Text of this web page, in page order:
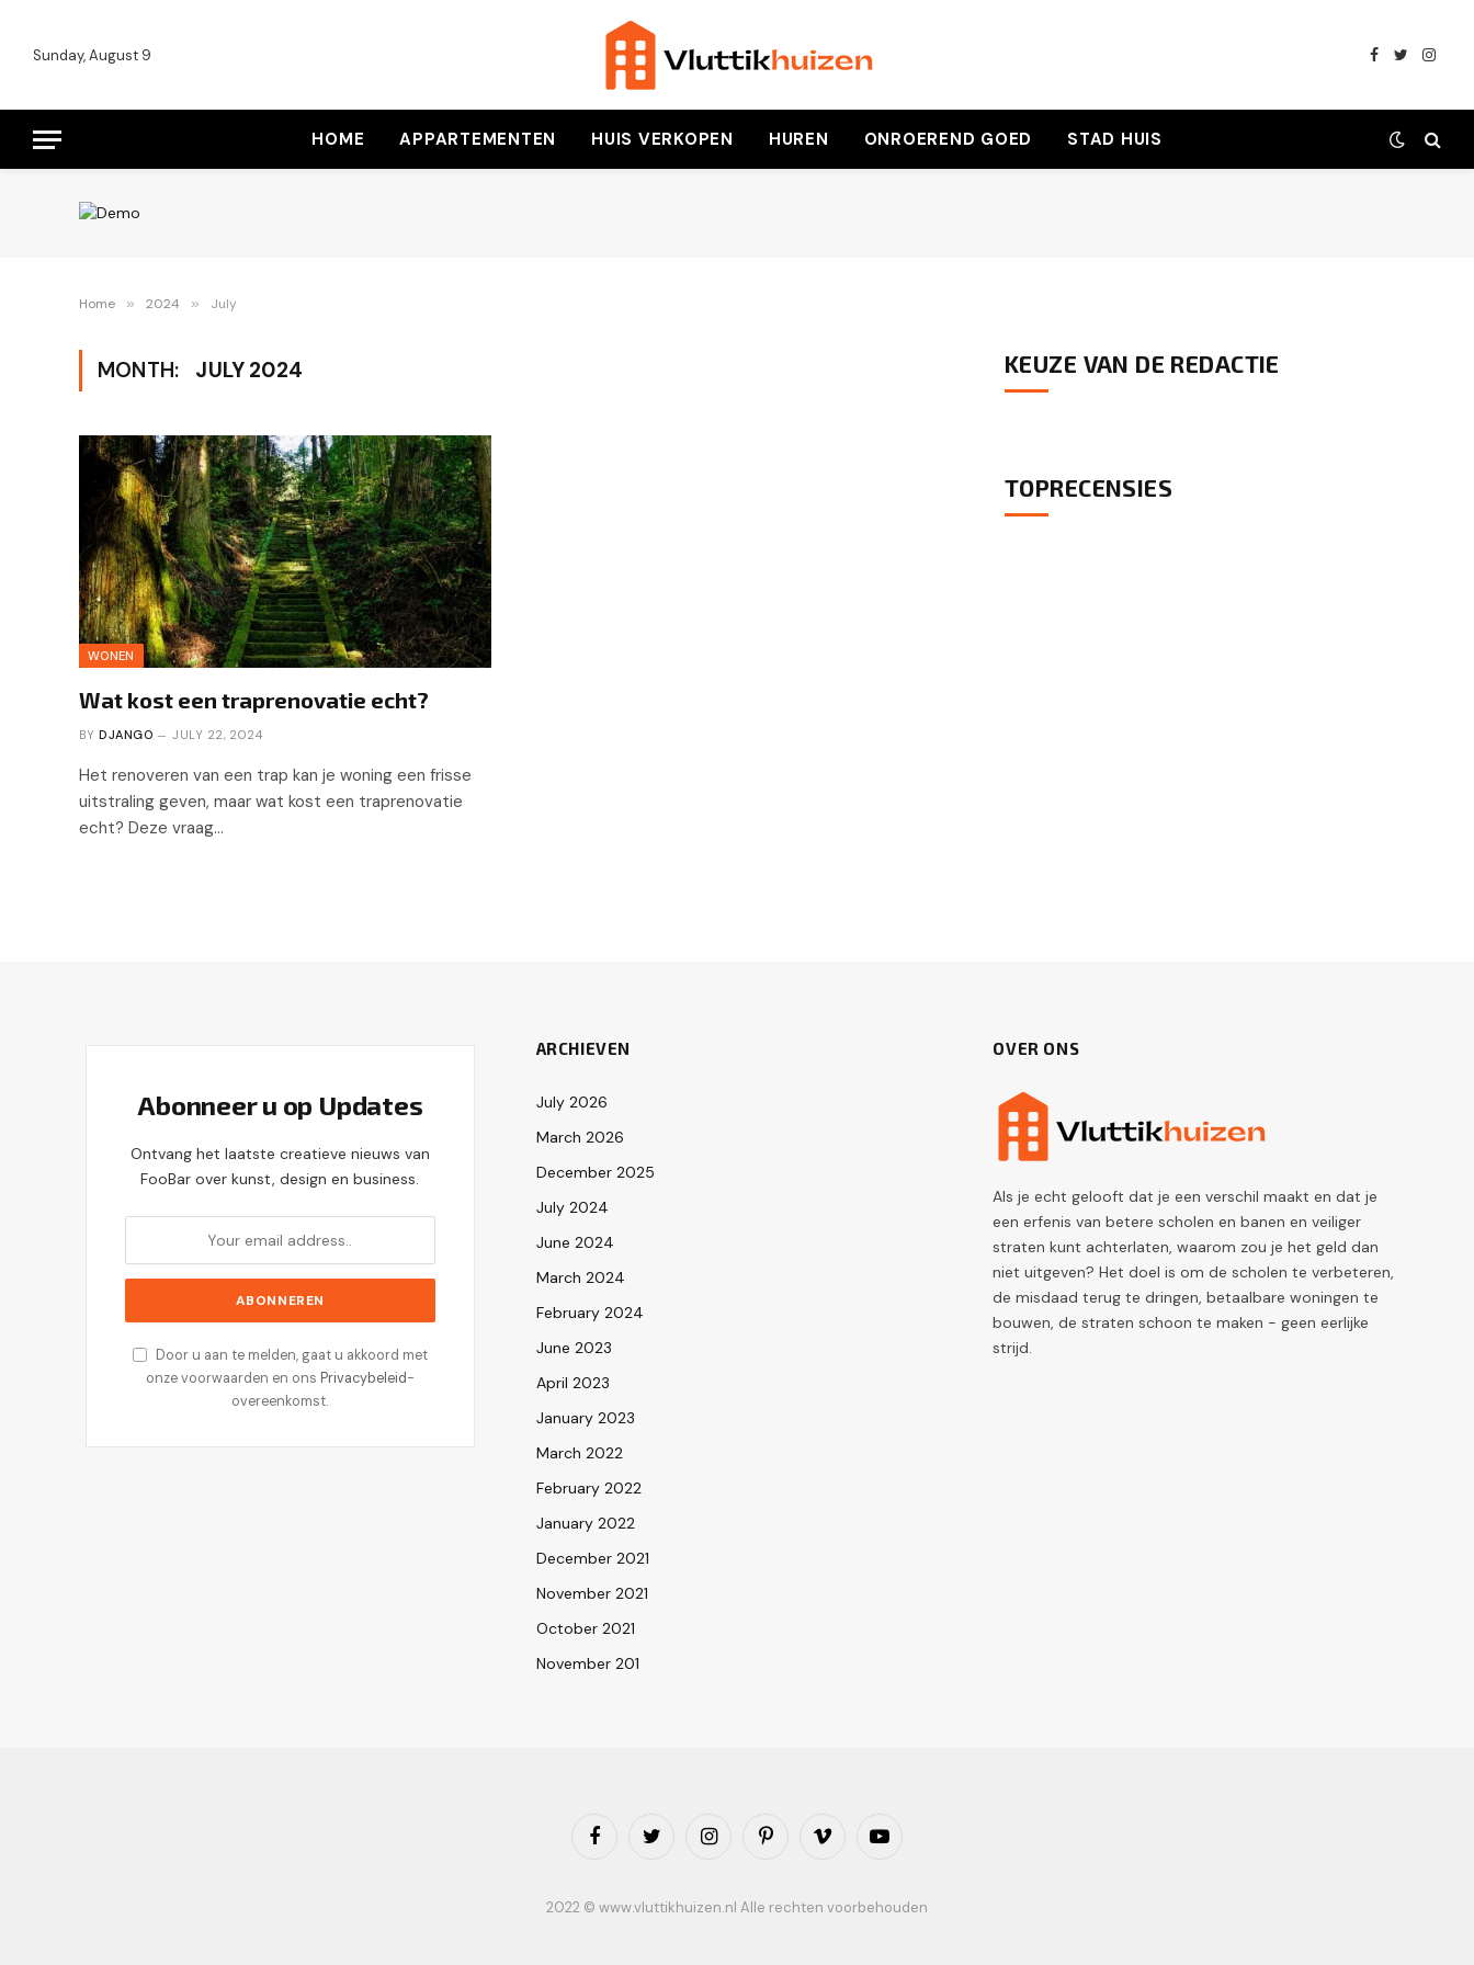
Sunday, August 9 Facebook
Twitter
HOME APPARTEMENTEN HUIS VERKOPEN HUREN ONROEREND GOED STAD HUIS
Home » 2024 » July
MONTH: JULY 2024
WONEN
Wat kost een traprenovatie echt?
BY DJANGO JULY 22, 2024
Het renoveren van een trap kan je woning een frisse
uitstraling geven, maar wat kost een traprenovatie
echt? Deze vraag…
KEUZE VAN DE REDACTIE
TOPRECENSIES
Abonneer u op Updates
Ontvang het laatste creatieve nieuws van
FooBar over kunst, design en business.
Door u aan te melden, gaat u akkoord met
onze voorwaarden en ons Privacybeleid-
overeenkomst.
ARCHIEVEN
July 2026
March 2026
December 2025
July 2024
June 2024
March 2024
February 2024
June 2023
April 2023
January 2023
March 2022
February 2022
January 2022
December 2021
November 2021
October 2021
November 201
OVER ONS
Als je echt gelooft dat je een verschil maakt en dat je
een erfenis van betere scholen en banen en veiliger
straten kunt achterlaten, waarom zou je het geld dan
niet uitgeven? Het doel is om de scholen te verbeteren,
de misdaad terug te dringen, betaalbare woningen te
bouwen, de straten schoon te maken - geen eerlijke
strijd.
FacebookTwitter InstagramPinterestVimeo YouTube
2022 © www.vluttikhuizen.nl Alle rechten voorbehouden